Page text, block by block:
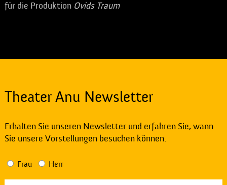
für die Produktion Ovids Traum
Theater Anu Newsletter
Erhalten Sie unseren Newsletter und erfahren Sie, wann
Sie unsere Vorstellungen besuchen können.
Frau Herr